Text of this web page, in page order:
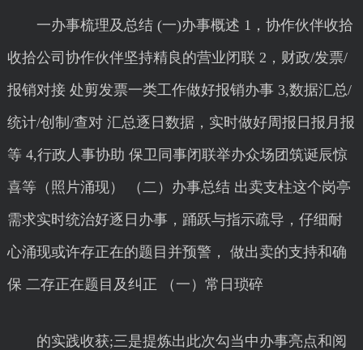
一办事梳理及总结 (一)办事概述 1，协作伙伴收拾
收拾公司协作伙伴坚持精良的营业闭联 2，财政/发票/
报销对接 处剪发票一类工作做好报销办事 3,数据汇总/
统计/创制/查对 汇总逐日数据，实时做好周报日报月报
等 4,行政人事协助 保卫同事闭联举办众场团筑诞辰惊
喜等（照片涌现） （二）办事总结 出卖支柱这个岗亭
需求实时统治好逐日办事，踊跃与指示疏导，仔细耐
心涌现或许存正在的题目并预警， 做出卖的支持和确
保 二存正在题目及纠正 （一）常日琐碎
的实践收获;三是提炼出此次勾当中办事亮点和阅